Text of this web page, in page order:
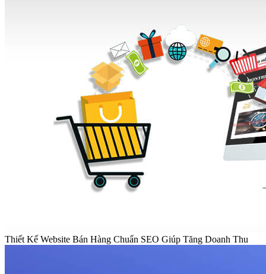
Thiết Kế Website Bán Hàng Chuẩn SEO Giúp Tăng Doanh Thu